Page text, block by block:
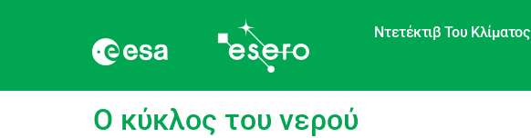
Ντετέκτιβ Του Κλίματος
Ετικέτα:Αέριο
Ο κύκλος του νερού